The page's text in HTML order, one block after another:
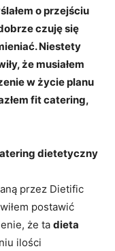
o przejściu
czuję się
Niestety
że musiałem
w życie planu
fit catering,
dietetyczny
przez Dietific
postawić
że ta dieta
ilości